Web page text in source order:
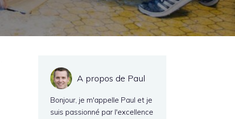
A propos de Paul
Bonjour, je m'appelle Paul et je
suis passionné par l'excellence